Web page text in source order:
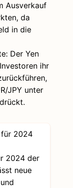
Ausverkauf
da
in die
Der Yen
ihr
JPY unter
2024 der
neue